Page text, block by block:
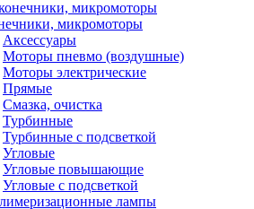
микромоторы
Аксессуары
Моторы пневмо (воздушные)
Моторы электрические
Прямые
Смазка, очистка
Турбинные
Турбинные с подсветкой
Угловые
Угловые повышающие
Угловые с подсветкой